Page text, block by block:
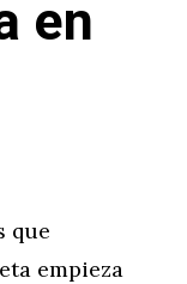
en
que
empieza